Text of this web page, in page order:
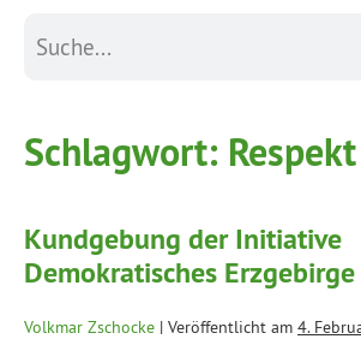
Schlagwort: Respekt
Kundgebung der Initiative
Demokratisches
Volkmar Zschocke | Veröffentlicht am 4.